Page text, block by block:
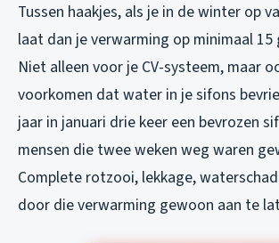
Tussen haakjes, als je in de winter op
laat dan je verwarming op minimaal 15
Niet alleen voor je CV-systeem, maar
voorkomen dat water in je sifons
jaar in januari drie keer een bevrozen
mensen die twee weken weg waren
Complete rotzooi, lekkage,
door die verwarming gewoon aan te